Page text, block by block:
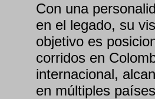
Con una
en el legado, su
objetivo es
corridos en
internacional,
en múltiples